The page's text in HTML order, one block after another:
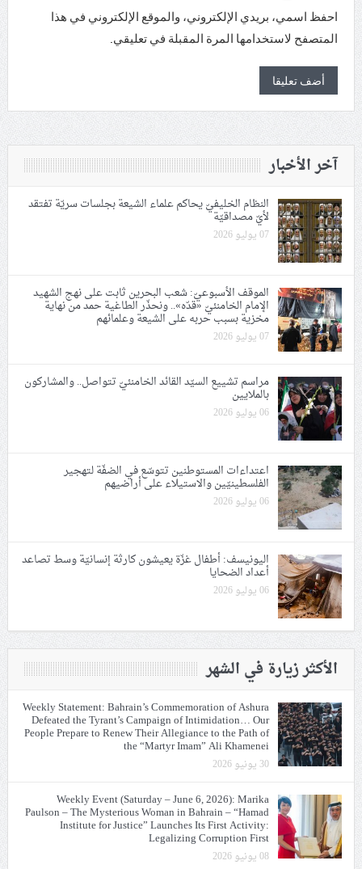
احفظ اسمي، بريدي الإلكتروني، والموقع الإلكتروني في هذا
المتصفح لاستخدامها المرة المقبلة في تعليقي.
آخر الأخبار
النظام الخليفيّ يحاكم علماء الشيعة بجلسات سريّة تفتقد
لأيّ مصداقيّة
07 يوليو 2026
الموقف الأسبوعيّ: شعب البحرين ثابت على نهج الشهيد
الإمام الخامنئيّ «قدّه».. ونحذّر الطاغية حمد من نهاية
مخزية بسبب حربه على الشيعة وعلمائهم
07 يوليو 2026
مراسم تشييع السيّد القائد الخامنئيّ تتواصل.. والمشاركون
بالملايين
06 يوليو 2026
اعتداءات المستوطنين تتوسّع في الضفّة لتهجير
الفلسطينيّين والاستيلاء على أراضيهم
06 يوليو 2026
اليونيسف: أطفال غزّة يعيشون كارثة إنسانيّة وسط تصاعد
أعداد الضحايا
06 يوليو 2026
الأكثر زيارة في الشهر
Weekly Statement: Bahrain’s Commemoration of Ashura
Defeated the Tyrant’s Campaign of Intimidation… Our
People Prepare to Renew Their Allegiance to the Path of
the “Martyr Imam” Ali Khamenei
30 يونيو 2026
Weekly Event (Saturday – June 6, 2026): Marika
Paulson – The Mysterious Woman in Bahrain – “Hamad
Institute for Justice” Launches Its First Activity:
Legalizing Corruption First
08 يونيو 2026